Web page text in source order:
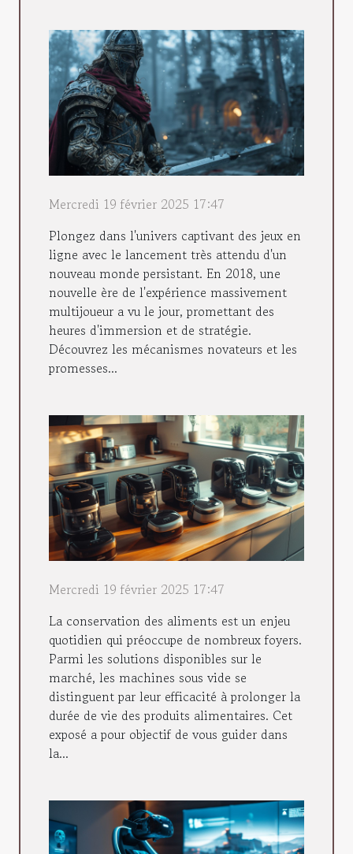
Mercredi 19 février 2025 17:47
Plongez dans l'univers captivant des jeux en
ligne avec le lancement très attendu d'un
nouveau monde persistant. En 2018, une
nouvelle ère de l'expérience massivement
multijoueur a vu le jour, promettant des
heures d'immersion et de stratégie.
Découvrez les mécanismes novateurs et les
promesses...
Mercredi 19 février 2025 17:47
La conservation des aliments est un enjeu
quotidien qui préoccupe de nombreux foyers.
Parmi les solutions disponibles sur le
marché, les machines sous vide se
distinguent par leur efficacité à prolonger la
durée de vie des produits alimentaires. Cet
exposé a pour objectif de vous guider dans
la...